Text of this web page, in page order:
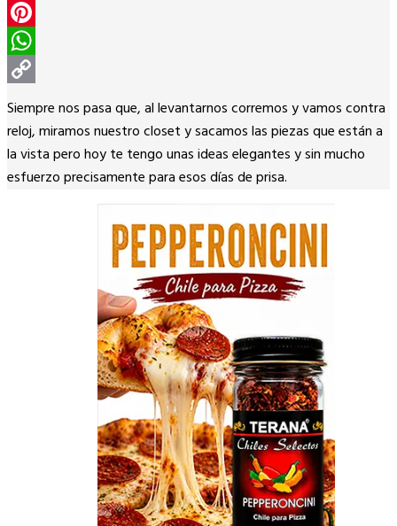
Twitter
Pinterest
WhatsApp
Copy
Link
Siempre nos pasa que, al levantarnos corremos y vamos contra
reloj, miramos nuestro closet y sacamos las piezas que están a
la vista pero hoy te tengo unas ideas elegantes y sin mucho
esfuerzo precisamente para esos días de prisa.